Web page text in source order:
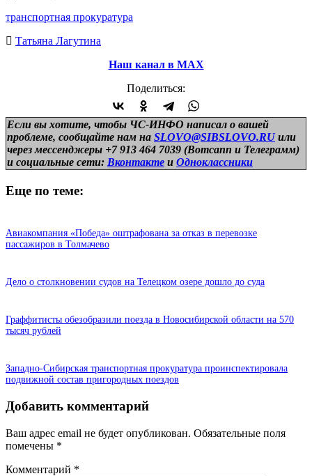
транспортная прокуратура
Татьяна Лагутина
Наш канал в МАХ
Поделиться:
Если вы хотите, чтобы ЧС-ИНФО написал о вашей
проблеме, сообщайте нам на SLOVO@SIBSLOVO.RU или
через мессенджеры +7 913 464 7039 (Вотсапп и Телеграмм)
и социальные сети: Вконтакте и Одноклассники
Еще по теме:
Авиакомпания «Победа» оштрафована за отказ в перевозке
пассажиров в Толмачево
Дело о столкновении судов на Телецком озере дошло до суда
Граффитисты обезобразили поезда в Новосибирской области на 570
тысяч рублей
Западно-Сибирская транспортная прокуратура проинспектировала
подвижной состав пригородных поездов
Добавить комментарий
Ваш адрес email не будет опубликован. Обязательные поля
помечены *
Комментарий *